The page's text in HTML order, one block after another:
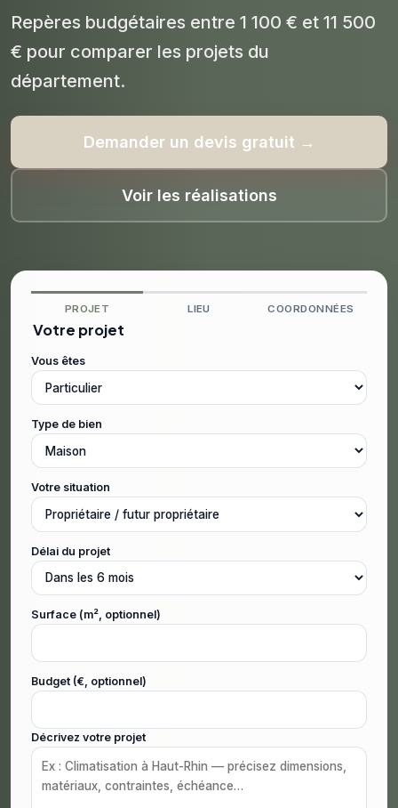
Repères budgétaires entre 1 100 € et 11 500
€ pour comparer les projets du
département.
Demander un devis gratuit →
Voir les réalisations
PROJET LIEU COORDONNÉES
Votre projet
Vous êtes
Type de bien
Votre situation
Délai du projet
Surface (m², optionnel)
Budget (€, optionnel)
Décrivez votre projet